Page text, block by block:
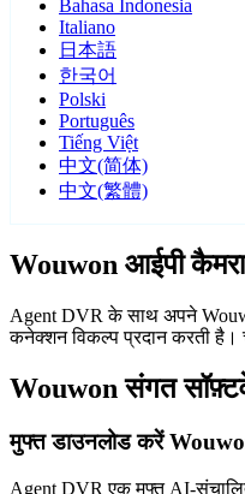
Bahasa Indonesia
Italiano
日本語
한국어
Polski
Português
Tiếng Việt
中文(简体)
中文(繁體)
Wouwon आईपी
Agent DVR के साथ अपने
कनेक्शन विकल्प प्रदान करती है।
Wouwon संगत
मुफ्त डाउनलोड करें
Agent DVR एक मुफ्त AI-